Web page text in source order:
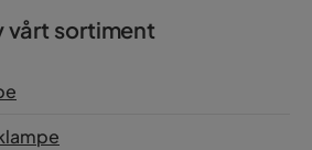
vårt sortiment